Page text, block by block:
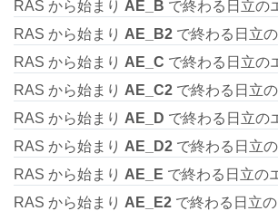
RAS から始まり AE_B で終わる日立の
RAS から始まり AE_B2 で終わる日立
RAS から始まり AE_C で終わる日立の
RAS から始まり AE_C2 で終わる日立
RAS から始まり AE_D で終わる日立の
RAS から始まり AE_D2 で終わる日立
RAS から始まり AE_E で終わる日立の
RAS から始まり AE_E2 で終わる日立